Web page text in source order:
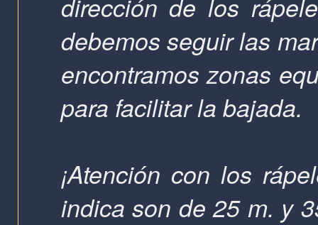
dirección de los
debemos seguir las
encontramos zonas
para facilitar la bajada.
¡Atención con los
indica son de25 m. y